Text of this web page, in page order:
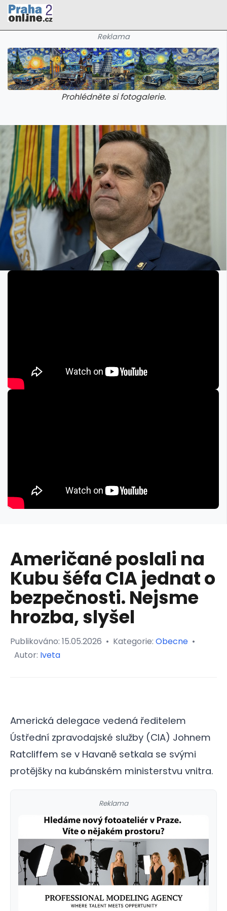
Reklama
Prohlédněte si fotogalerie.
Američané poslali na
Kubu šéfa CIA jednat o
bezpečnosti. Nejsme
hrozba, slyšel
Publikováno: 15.05.2026 • Kategorie: Obecne •
Autor: Iveta
Americká delegace vedená ředitelem
Ústřední zpravodajské služby (CIA) Johnem
Ratcliffem se v Havaně setkala se svými
protějšky na kubánském ministerstvu vnitra.
Reklama